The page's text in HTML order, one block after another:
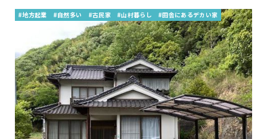
#地方起業 #自然多い #古民家 #山村暮らし #田舎にあるデカい家